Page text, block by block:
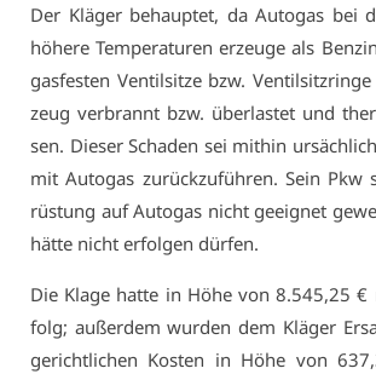
Der Klä­ger be­haup­tet, da Au­to­gas bei
hö­he­re Tem­pe­ra­tu­ren er­zeu­ge als
gas­fes­ten Ven­til­sit­ze bzw.
zeug ver­brannt bzw. über­las­tet und
sen. Die­ser Scha­den sei mit­hin
mit Au­to­gas zu­rück­zu­füh­ren. Sein
rüs­tung auf Au­to­gas nicht ge­eig­net
hät­te nicht er­fol­gen dür­fen.
Die Kla­ge hat­te in Hö­he von 8.545,25
folg; au­ßer­dem wur­den dem Klä­ger
ge­richt­li­chen Kos­ten in Hö­he von